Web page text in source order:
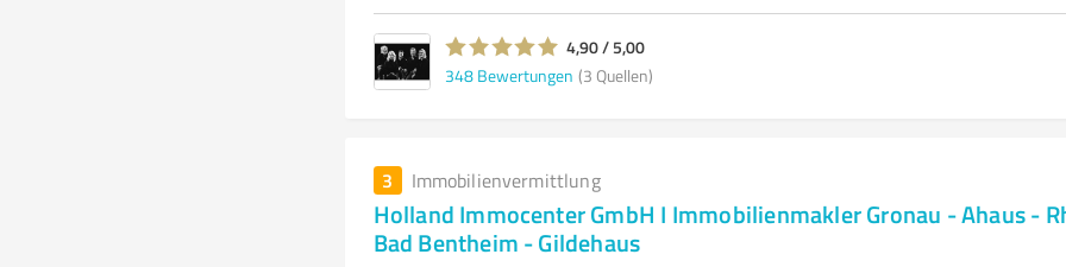
4,90 / 5,00
348 Bewertungen (3 Quellen)
3 Immobilienvermittlung
Holland Immocenter GmbH I Immobilienmakler Gronau - Ahaus -
Bad Bentheim - Gildehaus